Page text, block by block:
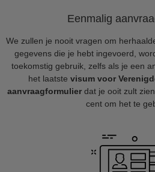
Eenmalig
We zullen je nooit vragen om
gegevens die je hebt ingevoerd,
toekomstig gebruik, zelfs als je een
het laatste visum voor
aanvraagformulier dat je ooit zult
cent om het te